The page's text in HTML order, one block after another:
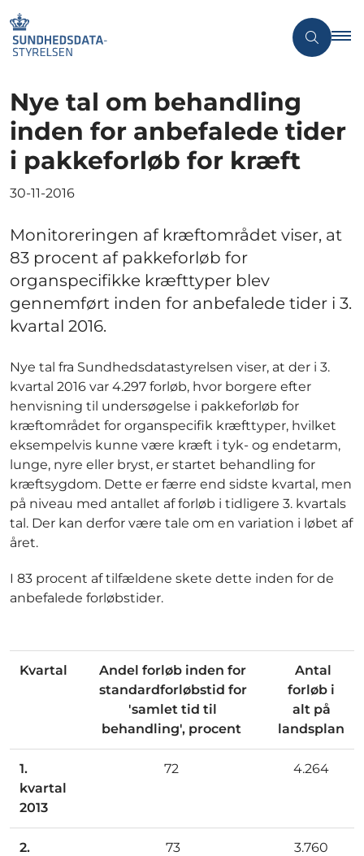
Nye tal om behandling
inden for anbefalede tider
i pakkeforløb for kræft
30-11-2016
Monitoreringen af kræftområdet viser, at
83 procent af pakkeforløb for
organspecifikke kræfttyper blev
gennemført inden for anbefalede tider i 3.
kvartal 2016.
Nye tal fra Sundhedsdatastyrelsen viser, at der i 3.
kvartal 2016 var 4.297 forløb, hvor borgere efter
henvisning til undersøgelse i pakkeforløb for
kræftområdet for organspecifik kræfttyper, hvilket
eksempelvis kunne være kræft i tyk- og endetarm,
lunge, nyre eller bryst, er startet behandling for
kræftsygdom. Dette er færre end sidste kvartal, men
på niveau med antallet af forløb i tidligere 3. kvartals
tal. Der kan derfor være tale om en variation i løbet af
året.
I 83 procent af tilfældene skete dette inden for de
anbefalede forløbstider.
Kvartal
Andel forløb inden for
standardforløbstid for
'samlet tid til
behandling', procent
Antal
forløb i
alt på
landsplan
1.
kvartal
2013
72 4.264
2.
73 3.760